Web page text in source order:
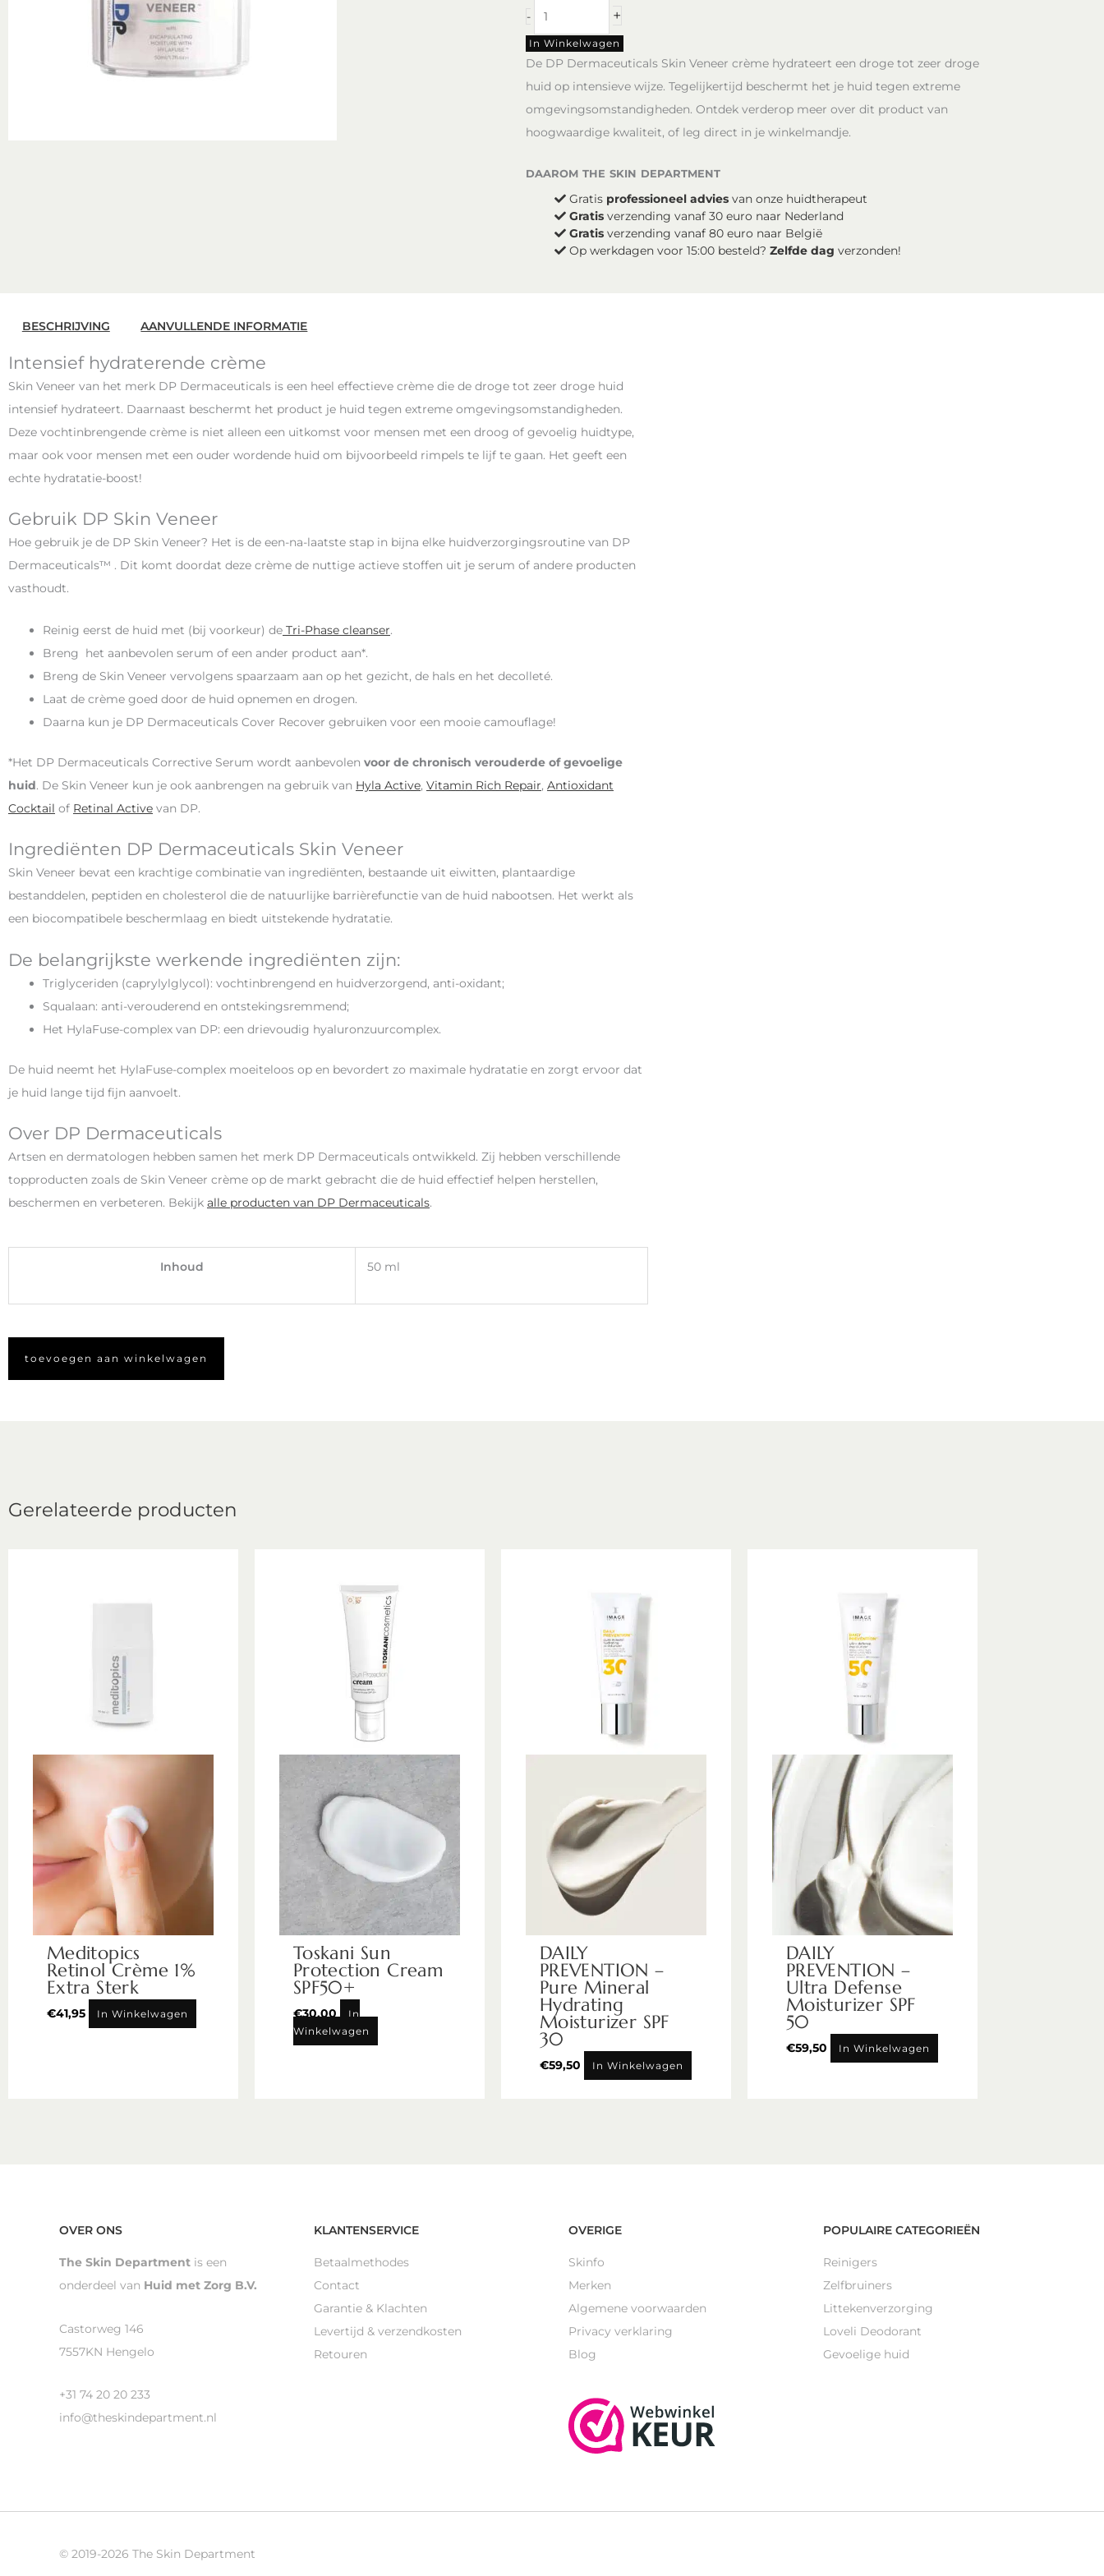
-
Dermaceuticals
Skin
Veneer
aantal
+
In Winkelwagen
De DP Dermaceuticals Skin Veneer crème hydrateert een droge tot zeer droge
huid op intensieve wijze. Tegelijkertijd beschermt het je huid tegen extreme
omgevingsomstandigheden. Ontdek verderop meer over dit product van
hoogwaardige kwaliteit, of leg direct in je winkelmandje.
daarom the skin department
Gratis professioneel advies van onze huidtherapeut
Gratis verzending vanaf 30 euro naar Nederland
Gratis verzending vanaf 80 euro naar België
Op werkdagen voor 15:00 besteld? Zelfde dag verzonden!
BESCHRIJVING AANVULLENDE INFORMATIE
Intensief hydraterende crème
Skin Veneer van het merk DP Dermaceuticals is een heel effectieve crème die de droge tot zeer droge huid
intensief hydrateert. Daarnaast beschermt het product je huid tegen extreme omgevingsomstandigheden.
Deze vochtinbrengende crème is niet alleen een uitkomst voor mensen met een droog of gevoelig huidtype,
maar ook voor mensen met een ouder wordende huid om bijvoorbeeld rimpels te lijf te gaan. Het geeft een
echte hydratatie-boost!
Gebruik DP Skin Veneer
Hoe gebruik je de DP Skin Veneer? Het is de een-na-laatste stap in bijna elke huidverzorgingsroutine van DP
Dermaceuticals™ . Dit komt doordat deze crème de nuttige actieve stoffen uit je serum of andere producten
vasthoudt.
Reinig eerst de huid met (bij voorkeur) de Tri-Phase cleanser.
Breng het aanbevolen serum of een ander product aan*.
Breng de Skin Veneer vervolgens spaarzaam aan op het gezicht, de hals en het decolleté.
Laat de crème goed door de huid opnemen en drogen.
Daarna kun je DP Dermaceuticals Cover Recover gebruiken voor een mooie camouflage!
*Het DP Dermaceuticals Corrective Serum wordt aanbevolen voor de chronisch verouderde of gevoelige
huid. De Skin Veneer kun je ook aanbrengen na gebruik van Hyla Active, Vitamin Rich Repair, Antioxidant
Cocktail of Retinal Active van DP.
Ingrediënten DP Dermaceuticals Skin Veneer
Skin Veneer bevat een krachtige combinatie van ingrediënten, bestaande uit eiwitten, plantaardige
bestanddelen, peptiden en cholesterol die de natuurlijke barrièrefunctie van de huid nabootsen. Het werkt als
een biocompatibele beschermlaag en biedt uitstekende hydratatie.
De belangrijkste werkende ingrediënten zijn:
Triglyceriden (caprylylglycol): vochtinbrengend en huidverzorgend, anti-oxidant;
Squalaan: anti-verouderend en ontstekingsremmend;
Het HylaFuse-complex van DP: een drievoudig hyaluronzuurcomplex.
De huid neemt het HylaFuse-complex moeiteloos op en bevordert zo maximale hydratatie en zorgt ervoor dat
je huid lange tijd fijn aanvoelt.
Over DP Dermaceuticals
Artsen en dermatologen hebben samen het merk DP Dermaceuticals ontwikkeld. Zij hebben verschillende
topproducten zoals de Skin Veneer crème op de markt gebracht die de huid effectief helpen herstellen,
beschermen en verbeteren. Bekijk alle producten van DP Dermaceuticals.
Inhoud 50 ml
toevoegen aan winkelwagen
Gerelateerde producten
Meditopics
Retinol Crème 1%
Extra Sterk
€41,95 In Winkelwagen
Toskani Sun
Protection Cream
SPF50+
€30,00
In
Winkelwagen
DAILY
PREVENTION –
Pure Mineral
Hydrating
Moisturizer SPF
30
€59,50 In Winkelwagen
DAILY
PREVENTION –
Ultra Defense
Moisturizer SPF
50
€59,50 In Winkelwagen
OVER ONS
The Skin Department is een
onderdeel van Huid met Zorg B.V.
Castorweg 146
7557KN Hengelo
+31 74 20 20 233
info@theskindepartment.nl
KLANTENSERVICE
Betaalmethodes
Contact
Garantie & Klachten
Levertijd & verzendkosten
Retouren
OVERIGE
Skinfo
Merken
Algemene voorwaarden
Privacy verklaring
Blog
POPULAIRE CATEGORIEËN
Reinigers
Zelfbruiners
Littekenverzorging
Loveli Deodorant
Gevoelige huid
© 2019-2026 The Skin Department